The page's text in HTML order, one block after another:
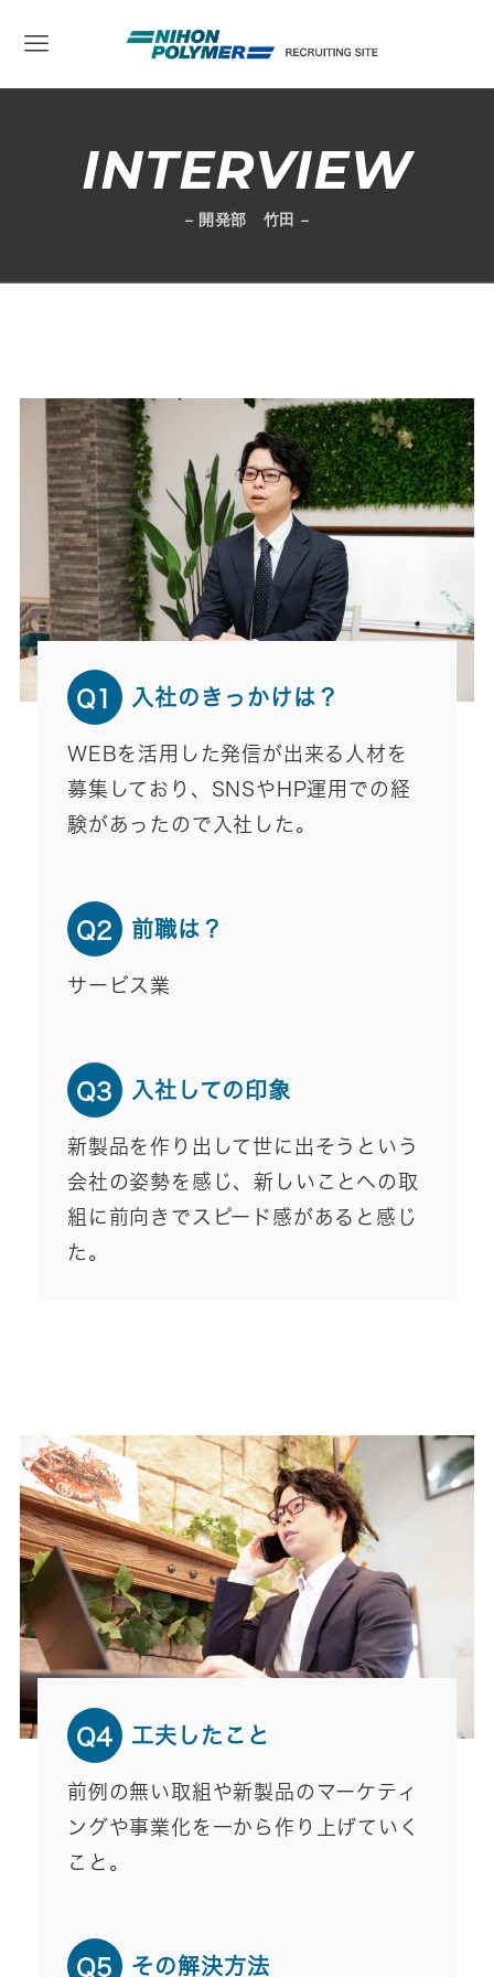
INTERVIEW
– 開発部 竹田 –
Q1 入社のきっかけは？
WEBを活用した発信が出来る人材を
募集しており、SNSやHP運用での経
験があったので入社した。
Q2 前職は？
サービス業
Q3 入社しての印象
新製品を作り出して世に出そうという
会社の姿勢を感じ、新しいことへの取
組に前向きでスピード感があると感じ
た。
Q4 工夫したこと
前例の無い取組や新製品のマーケティ
ングや事業化を一から作り上げていく
こと。
Q5 その解決方法